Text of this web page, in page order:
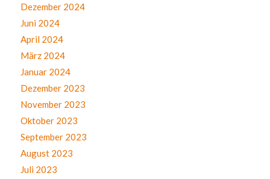
Dezember 2024
Juni 2024
April 2024
März 2024
Januar 2024
Dezember 2023
November 2023
Oktober 2023
September 2023
August 2023
Juli 2023